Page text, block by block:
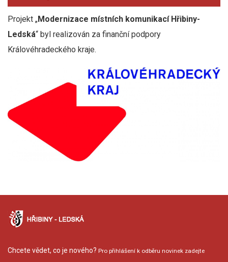
Projekt „Modernizace místních komunikací Hřibiny-
Ledská“ byl realizován za finanční podpory
Královéhradeckého kraje.
Chcete vědet, co je nového? Pro přihlášení k odběru novinek zadejte